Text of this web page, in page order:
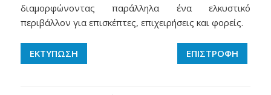
διαμορφώνοντας παράλληλα ένα ελκυστικό
περιβάλλον για επισκέπτες, επιχειρήσεις και φορείς.
ΕΚΤΥΠΩΣΗ ΕΠΙΣΤΡΟΦΗ